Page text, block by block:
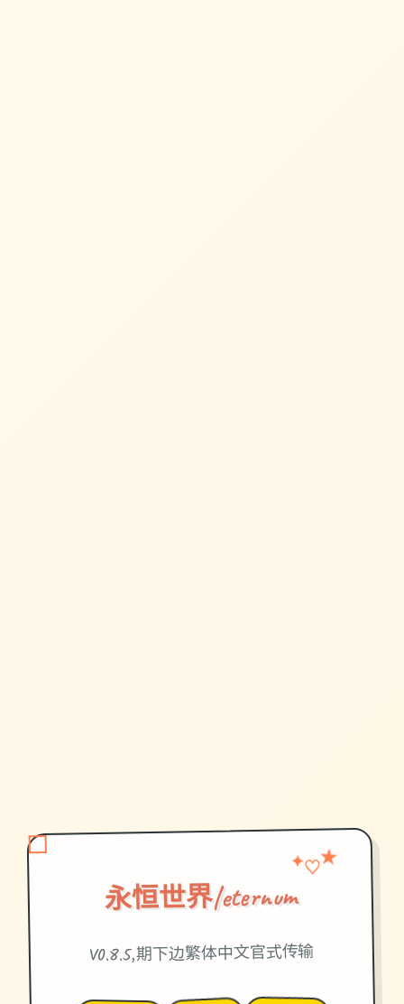
永恒世界|eternum
✦♡★
V0.8.5,期下边繁体中文官式传输